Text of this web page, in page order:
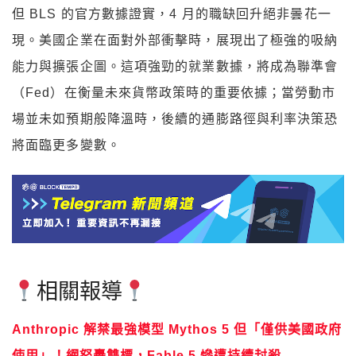
但 BLS 的官方數據證實，4 月的職缺回升絕非曇花一
現。美國企業在面對外部衝擊時，展現出了極強的吸納
能力與擴張企圖。這項強勁的就業數據，將成為聯準會
（Fed）在衡量未來貨幣政策時的重要依據；當勞動市
場並未如預期般降溫時，後續的通膨路徑與利率決策恐
將面臨更多變數。
相關報導
Anthropic 解禁最強模型 Mythos 5 但「僅供美國政府